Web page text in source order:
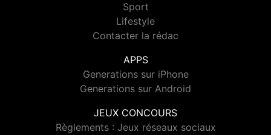
Sport
Lifestyle
Contacter la rédac
APPS
Generations sur iPhone
Generations sur Android
JEUX CONCOURS
Règlements : Jeux réseaux sociaux